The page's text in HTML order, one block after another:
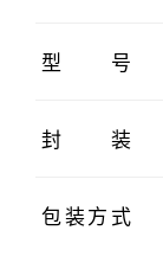
型号
封装
包装方式